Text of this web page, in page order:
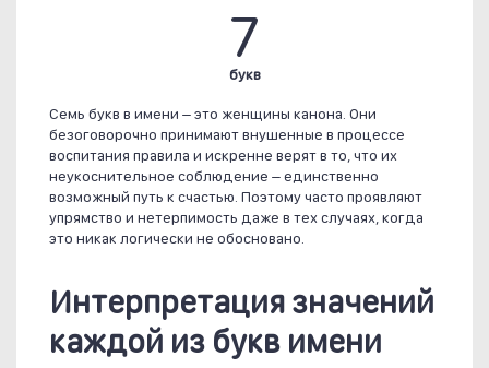
7
букв
Семь букв в имени – это женщины канона. Они
безоговорочно принимают внушенные в процессе
воспитания правила и искренне верят в то, что их
неукоснительное соблюдение – единственно
возможный путь к счастью. Поэтому часто проявляют
упрямство и нетерпимость даже в тех случаях, когда
это никак логически не обосновано.
Интерпретация значений
каждой из букв имени